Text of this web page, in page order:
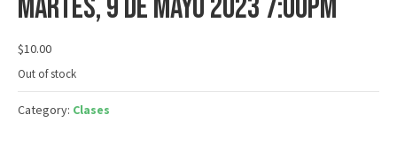
martes, 9 de mayo 2023 7:00PM
$10.00
Out of stock
Category: Clases